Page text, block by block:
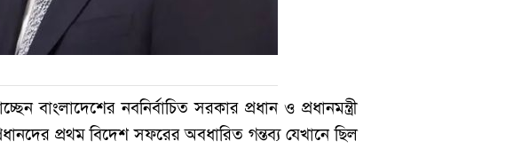
নবনির্বাচিত সরকার প্রধান ও প্রধানমন্ত্রী
প্রথম বিদেশ সফরের অবধারিত গন্তব্য যেখানে ছিল